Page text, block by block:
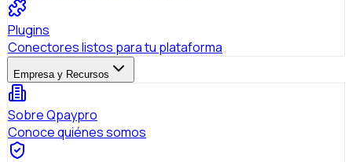
Plugins
Conectores listos para tu plataforma
Empresa y Recursos
Sobre Qpaypro
Conoce quiénes somos